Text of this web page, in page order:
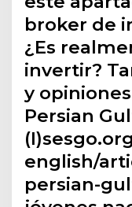
broker de
¿Es
invertir?
y
Persian
english/
persian-